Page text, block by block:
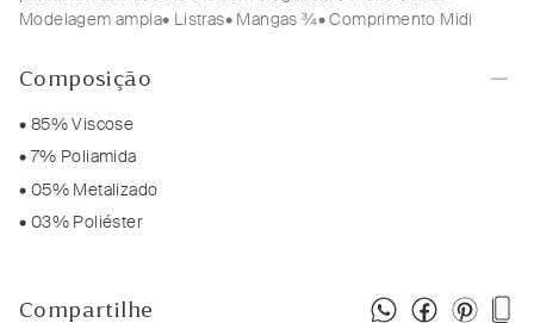
Modelagem ampla• Listras• Mangas ¾• Comprimento Midi
Composição
• 85% Viscose
• 7% Poliamida
• 05% Metalizado
• 03% Poliéster
Compartilhe